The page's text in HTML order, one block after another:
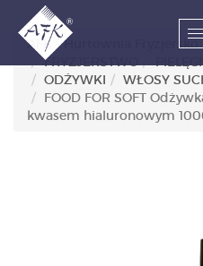
AFK - Hurtownia Fryzjersko
FRYZJERSTWO
ODŻYWKI
WŁOSY
FOOD FOR SOFT
kwasem hialuronowym